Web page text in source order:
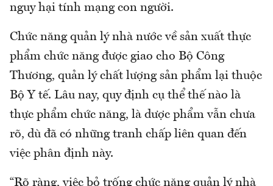
nguy hại tính mạng con người.
Chức năng quản lý nhà nước về sản xuất thực
phẩm chức năng được giao cho Bộ Công
Thương, quản lý chất lượng sản phẩm lại thuộc
Bộ Y tế. Lâu nay, quy định cụ thể thế nào là
thực phẩm chức năng, là dược phẩm vẫn chưa
rõ, dù đã có những tranh chấp liên quan đến
việc phân định này.
“Rõ ràng, việc bỏ trống chức năng quản lý nhà